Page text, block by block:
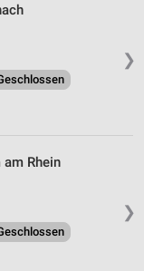
❯
❯
Rhein